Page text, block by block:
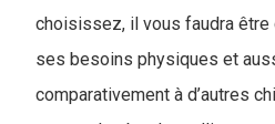
choisissez, il vous faudra être
ses besoins physiques et
comparativement à d’autres